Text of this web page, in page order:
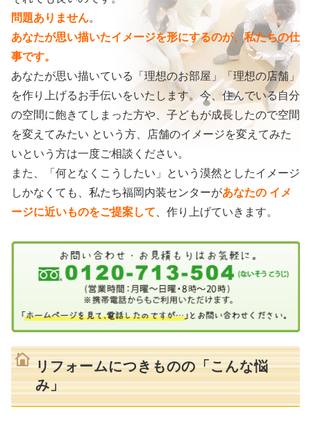
問題ありません。
あなたが思い描いたイメージを形にするのが、私たちの仕
事です。
あなたが思い描いている「理想のお部屋」「理想の店舗」
を作り上げるお手伝いをいたします。今、住んでいる自分
の空間に飽きてしまった方や、子どもが成長したので空間
を変えてみたい という方、店舗のイメージを変えてみた
いという方は一度ご相談ください。
また、「何となくこうしたい」という漠然としたイメージ
しかなくても、私たち福岡内装センターがあなたの イメ
ージに近いものをご提案して 、作り上げていきます。
リフォームにつきものの「こんな悩
み」